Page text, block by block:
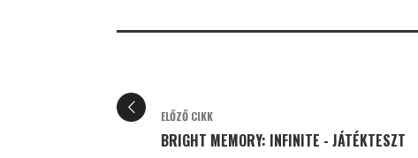
ELŐZŐ CIKK
BRIGHT MEMORY: INFINITE - JÁTÉKTESZT